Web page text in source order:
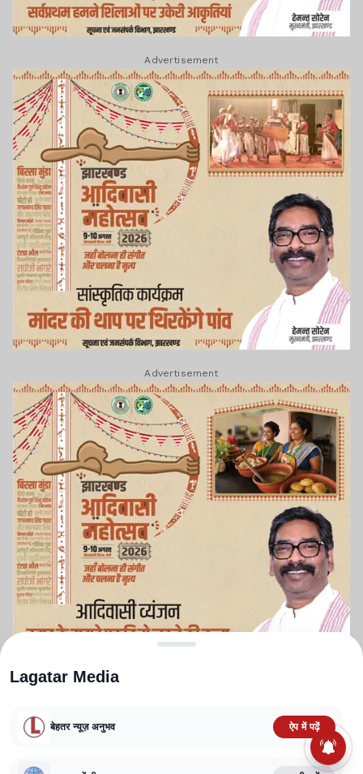
Advertisement
Advertisement
TERMS AND CONDITIONS
Lagatar Media
बेहतर न्यूज़ अनुभव ऐप में पढ़ें